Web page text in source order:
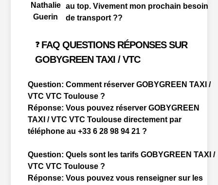
Nathalie
Guerin
au top. Vivement mon prochain besoin
de transport ??
❓FAQ QUESTIONS RÉPONSES SUR
GOBYGREEN TAXI / VTC
Question: Comment réserver GOBYGREEN TAXI /
VTC VTC Toulouse ?
Réponse: Vous pouvez réserver GOBYGREEN
TAXI / VTC VTC Toulouse directement par
téléphone au +33 6 28 98 94 21 ?
Question: Quels sont les tarifs GOBYGREEN TAXI /
VTC VTC Toulouse ?
Réponse: Vous pouvez vous renseigner sur les